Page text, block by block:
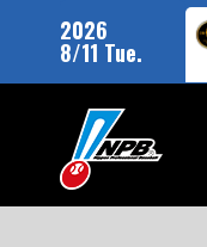
2026
8/11 Tue.